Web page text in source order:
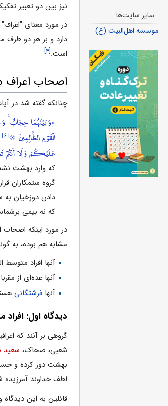
نیز بین دو تعبیر
در مورد معنای
دارد و بر هر دو طرف
است.[۴]
اصحاب اعراف
چنانکه گفته شد در آیات
«وَبَيْنَهُمَا حِجَابٌ
الْقَوْمِ الظَّالِمِينَ 💠[۶]
عَلَيْكُمْ وَلَا أَنْتُمْ
که وارد بهشت
گروه ستمکاران
دادن دوزخیان به
که نه بیمى
در مورد اینکه اصحاب
مشابه هم بوده، به
آنها افراد
آنها عده‌ای از
آنها فرشتگانی
دیدگاه اول: افراد
گروهى‌ بر آنند که‌
شعبى‌، ضحاک‌، سعید
بهشت‌ دور کرده‌ و
لطف‌ خداوند
قائلین به این دیدگاه
سایر سایت‌ها
موسسه اهل‌البیت (ع)